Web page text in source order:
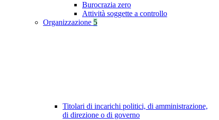
Burocrazia zero
Attività soggette a controllo
Organizzazione 5
Titolari di incarichi politici, di amministrazione,
di direzione o di governo